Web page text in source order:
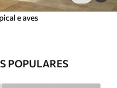
e aves
POPULARES